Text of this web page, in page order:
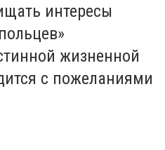
интересы
жизненной
с пожеланиями